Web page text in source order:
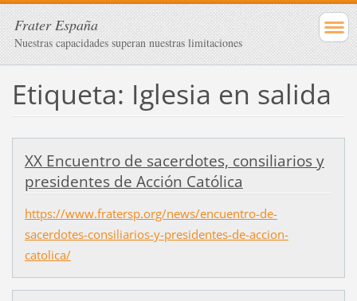
Frater España
Nuestras capacidades superan nuestras limitaciones
Etiqueta: Iglesia en salida
XX Encuentro de sacerdotes, consiliarios y
presidentes de Acción Católica
https://www.fratersp.org/news/encuentro-de-
sacerdotes-consiliarios-y-presidentes-de-accion-
catolica/